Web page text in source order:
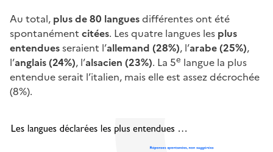
Au total, plus de 80 languesdifférentes ont été
spontanément citées. Les quatre langues les plus
entenduesseraient l’allemand (28%), l’arabe (25%),
l’anglais (24%), l’alsacien (23%). La 5e langue la plus
entendue serait l’italien, mais elle est assez décrochée
(8%).